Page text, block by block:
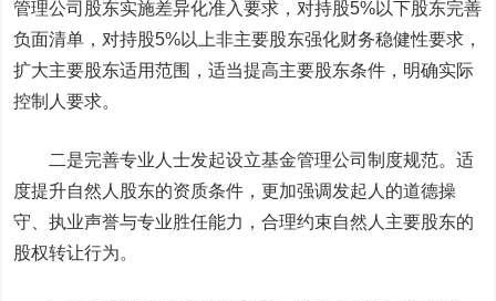
管理公司股东实施差异化准入要求，对持股5%以下股东完善
负面清单，对持股5%以上非主要股东强化财务稳健性要求，
扩大主要股东适用范围，适当提高主要股东条件，明确实际
控制人要求。
二是完善专业人士发起设立基金管理公司制度规范。适
度提升自然人股东的资质条件，更加强调发起人的道德操
守、执业声誉与专业胜任能力，合理约束自然人主要股东的
股权转让行为。